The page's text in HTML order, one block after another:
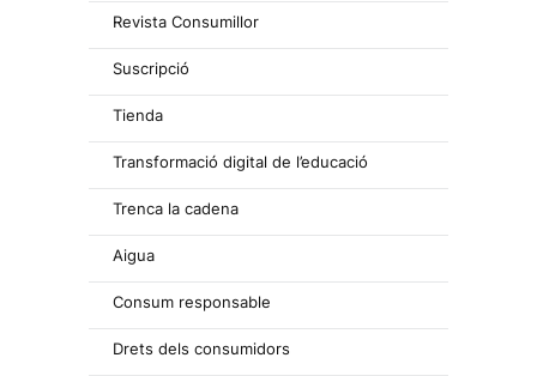
Revista Consumillor
Suscripció
Tienda
Transformació digital de l’educació
Trenca la cadena
Aigua
Consum responsable
Drets dels consumidors